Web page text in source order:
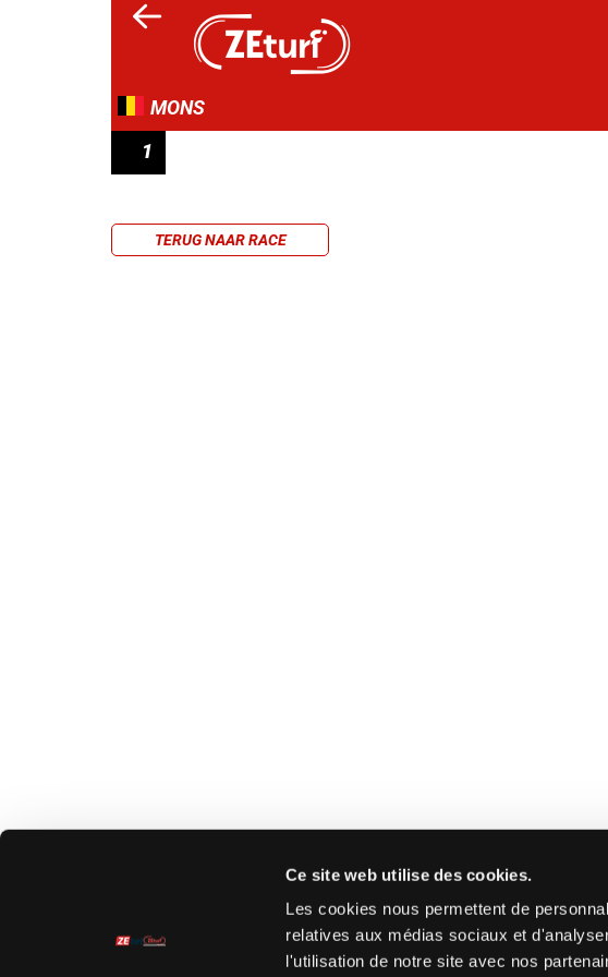
Ce site web utilise des cookies.
Les cookies nous permettent de
relatives aux médias sociaux et
l'utilisation de notre site avec nos
MONS
1
TERUG NAAR RACE